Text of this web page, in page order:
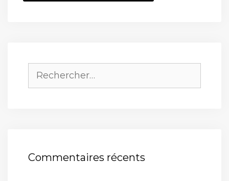
Rechercher :
Commentaires récents